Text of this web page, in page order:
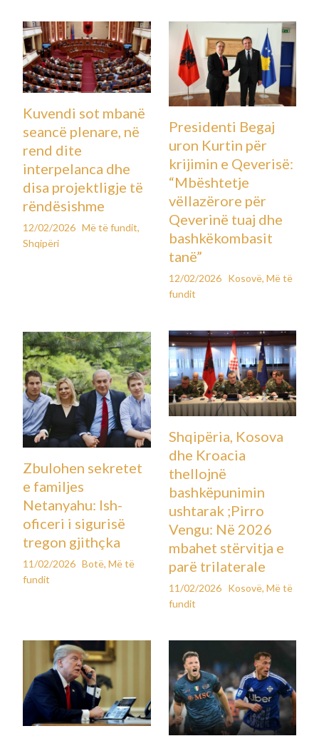
Kuvendi sot mbanë
seancë plenare, në
rend dite
interpelanca dhe
disa projektligje të
rëndësishme
12/02/2026 Më të fundit,
Shqipëri
Presidenti Begaj
uron Kurtin për
krijimin e Qeverisë:
“Mbështetje
vëllazërore për
Qeverinë tuaj dhe
bashkëkombasit
tanë”
12/02/2026 Kosovë, Më të
fundit
Zbulohen sekretet
e familjes
Netanyahu: Ish-
oficeri i sigurisë
tregon gjithçka
11/02/2026 Botë,Më të
fundit
Shqipëria, Kosova
dhe Kroacia
thellojnë
bashkëpunimin
ushtarak ;Pirro
Vengu: Në 2026
mbahet stërvitja e
parë trilaterale
11/02/2026 Kosovë, Më të
fundit